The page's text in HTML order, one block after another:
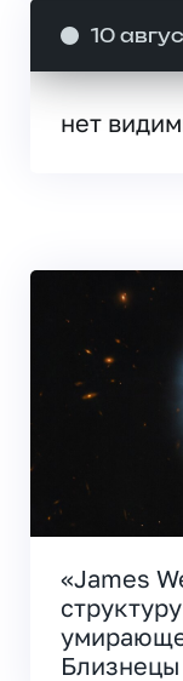
10
нет
«James
Близнецы